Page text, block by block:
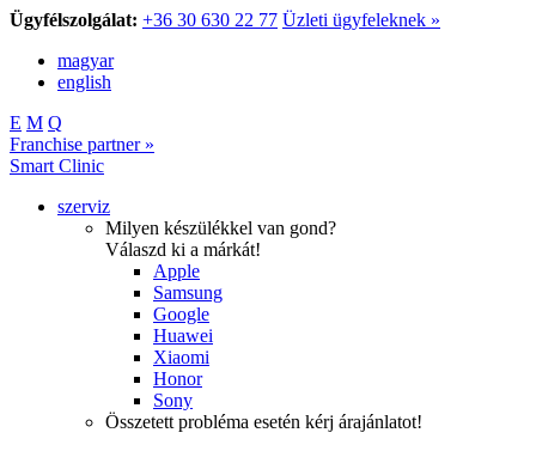
Ügyfélszolgálat: +36 30 630 22 77 Üzleti ügyfeleknek »
magyar
english
E M Q
Franchise partner »
Smart Clinic
szerviz
Milyen készülékkel van gond?
Válaszd ki a márkát!
Apple
Samsung
Google
Huawei
Xiaomi
Honor
Sony
Összetett probléma esetén kérj árajánlatot!